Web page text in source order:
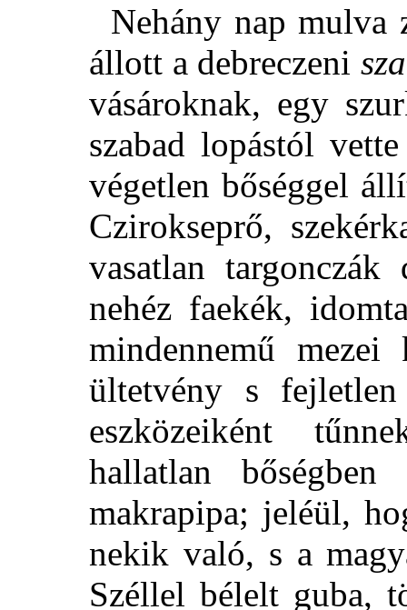
Nehány nap mulva
állott a debreczeni
vásároknak, egy
szabad lopástól
végetlen bőséggel
Czirokseprő,
vasatlan targonczák
nehéz faekék,
mindennemű
ültetvény s fejletlen
eszközeiként
hallatlan
makrapipa; jeléül,
nekik való, s a
Széllel bélelt guba,